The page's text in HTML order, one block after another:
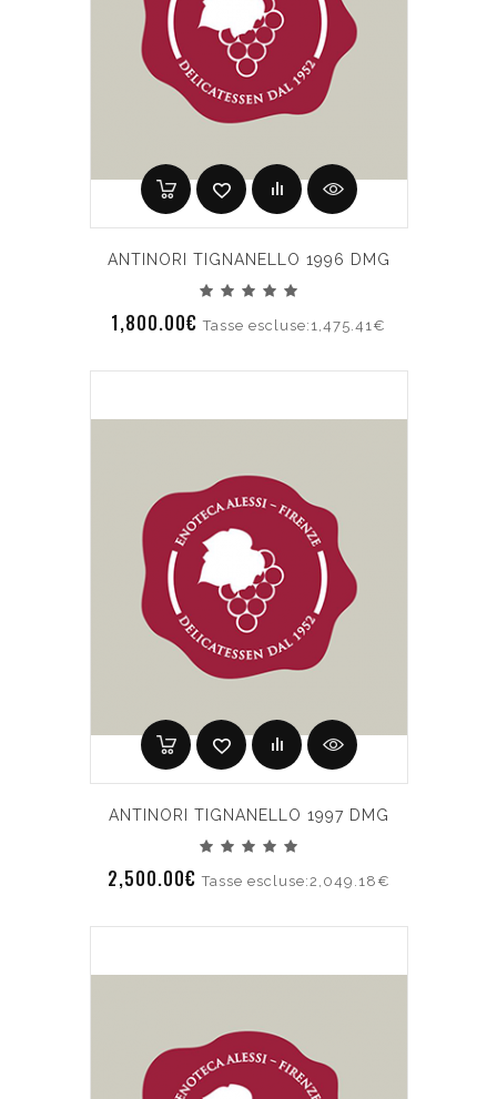
ANTINORI TIGNANELLO 1996 DMG
1,800.00€Tasse escluse:1,475.41€
ANTINORI TIGNANELLO 1997 DMG
2,500.00€Tasse escluse:2,049.18€